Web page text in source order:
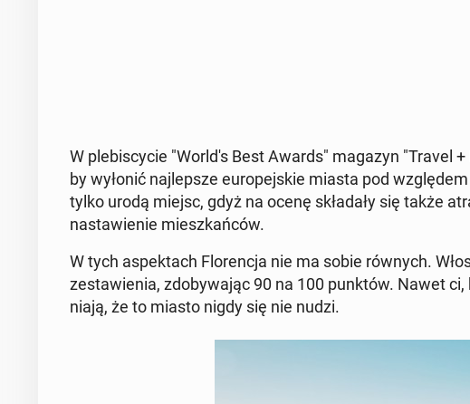
W ple­bi­scy­cie "World's Best Awards" magazyn "Travel
by wyłonić naj­lep­sze eu­ro­pej­skie miasta pod
tylko urodą miejsc, gdyż na ocenę skła­da­ły się także
na­sta­wie­nie miesz­kań­ców.
W tych aspek­tach Flo­ren­cja nie ma sobie równych.
ze­sta­wie­nia, zdo­by­wa­jąc 90 na 100 punktów. Nawet
nia­ją, że to miasto nigdy się nie nudzi.